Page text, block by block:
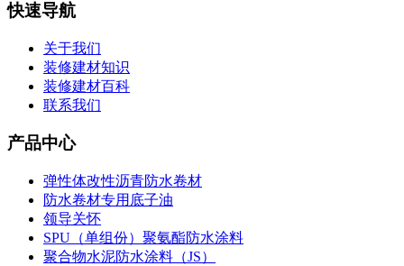
快速导航
关于我们
装修建材知识
装修建材百科
联系我们
产品中心
弹性体改性沥青防水卷材
防水卷材专用底子油
领导关怀
SPU（单组份）聚氨酯防水涂料
聚合物水泥防水涂料（JS）